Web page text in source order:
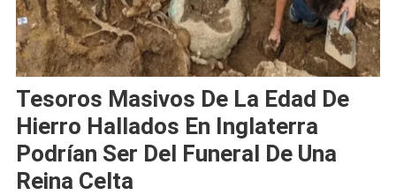
Tesoros Masivos De La Edad De
Hierro Hallados En Inglaterra
Podrían Ser Del Funeral De Una
Reina Celta